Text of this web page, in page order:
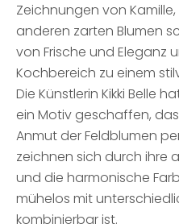
Zeichnungen von
anderen zarten Blumen
von Frische und Eleganz
Kochbereich zu einem
Die Künstlerin Kikki Belle
ein Motiv geschaffen,
Anmut der Feldblumen
zeichnen sich durch ihre
und die harmonische
mühelos mit
kombinierbar ist.